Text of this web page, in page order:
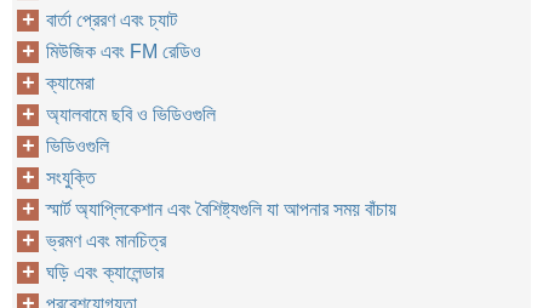
বার্তা প্রেরণ এবং চ্যাট
মিউজিক এবং FM রেডিও
ক্যামেরা
অ্যালবামে ছবি ও ভিডিওগুলি
ভিডিওগুলি
সংযুক্তি
স্মার্ট অ্যাপ্লিকেশান এবং বৈশিষ্ট্যগুলি যা আপনার সময় বাঁচায়
ভ্রমণ এবং মানচিত্র
ঘড়ি এবং ক্যালেন্ডার
প্রবেশযোগ্যতা